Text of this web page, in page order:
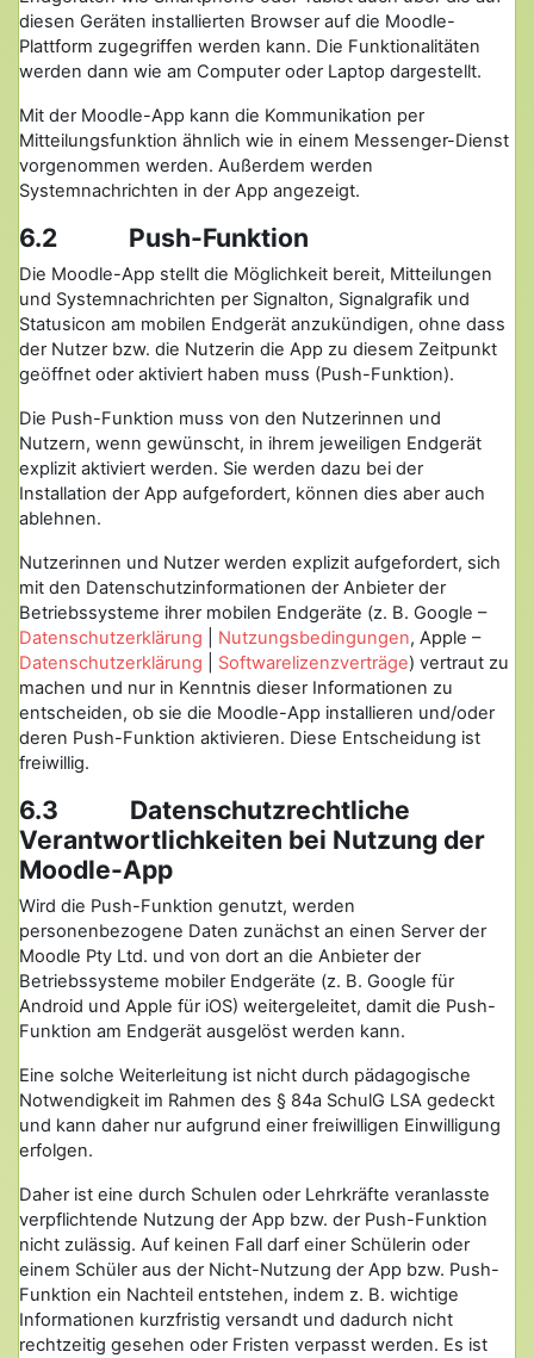
diesen Geräten installierten Browser auf die Moodle-
Plattform zugegriffen werden kann. Die Funktionalitäten
werden dann wie am Computer oder Laptop dargestellt.
Mit der Moodle-App kann die Kommunikation per
Mitteilungsfunktion ähnlich wie in einem Messenger-Dienst
vorgenommen werden. Außerdem werden
Systemnachrichten in der App angezeigt.
6.2 Push-Funktion
Die Moodle-App stellt die Möglichkeit bereit, Mitteilungen
und Systemnachrichten per Signalton, Signalgrafik und
Statusicon am mobilen Endgerät anzukündigen, ohne dass
der Nutzer bzw. die Nutzerin die App zu diesem Zeitpunkt
geöffnet oder aktiviert haben muss (Push-Funktion).
Die Push-Funktion muss von den Nutzerinnen und
Nutzern, wenn gewünscht, in ihrem jeweiligen Endgerät
explizit aktiviert werden. Sie werden dazu bei der
Installation der App aufgefordert, können dies aber auch
ablehnen.
Nutzerinnen und Nutzer werden explizit aufgefordert, sich
mit den Datenschutzinformationen der Anbieter der
Betriebssysteme ihrer mobilen Endgeräte (z. B. Google –
Datenschutzerklärung
Nutzungsbedingungen, Apple –
Datenschutzerklärung
Softwarelizenzverträge) vertraut zu
machen und nur in Kenntnis dieser Informationen zu
entscheiden, ob sie die Moodle-App installieren und/oder
deren Push-Funktion aktivieren. Diese Entscheidung ist
freiwillig.
6.3 Datenschutzrechtliche
Verantwortlichkeiten bei Nutzung der
Moodle-App
Wird die Push-Funktion genutzt, werden
personenbezogene Daten zunächst an einen Server der
Moodle Pty Ltd. und von dort an die Anbieter der
Betriebssysteme mobiler Endgeräte (z. B. Google für
Android und Apple für iOS) weitergeleitet, damit die Push-
Funktion am Endgerät ausgelöst werden kann.
Eine solche Weiterleitung ist nicht durch pädagogische
Notwendigkeit im Rahmen des § 84a SchulG LSA gedeckt
und kann daher nur aufgrund einer freiwilligen Einwilligung
erfolgen.
Daher ist eine durch Schulen oder Lehrkräfte veranlasste
verpflichtende Nutzung der App bzw. der Push-Funktion
nicht zulässig. Auf keinen Fall darf einer Schülerin oder
einem Schüler aus der Nicht-Nutzung der App bzw. Push-
Funktion ein Nachteil entstehen, indem z. B. wichtige
Informationen kurzfristig versandt und dadurch nicht
rechtzeitig gesehen oder Fristen verpasst werden. Es ist